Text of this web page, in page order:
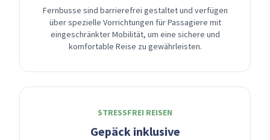
Fernbusse sind barrierefrei gestaltet und verfügen
über spezielle Vorrichtungen für Passagiere mit
eingeschränkter Mobilität, um eine sichere und
komfortable Reise zu gewährleisten.
STRESSFREI REISEN
Gepäck inklusive